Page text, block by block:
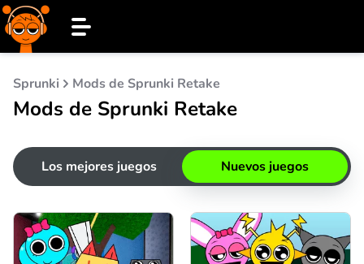
Sprunki Mods de Sprunki Retake
Mods de Sprunki Retake
Los mejores juegos Nuevos juegos